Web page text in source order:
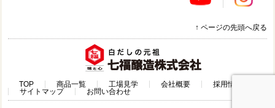
↑ ページの先頭へ戻る
TOP 商品一覧 工場見学 会社概要
採用情報
サイトマップ
お問い合わせ